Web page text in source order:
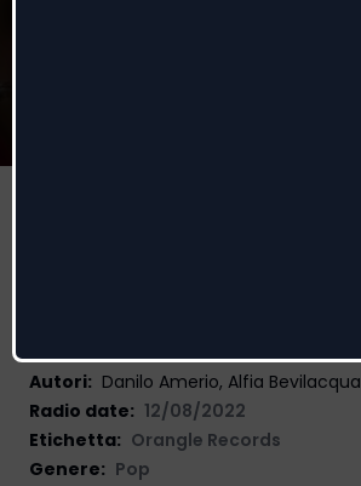
Autori: Danilo Amerio, Alfia Bevilacqua
Radio date: 12/08/2022
Etichetta: Orangle Records
Genere: Pop